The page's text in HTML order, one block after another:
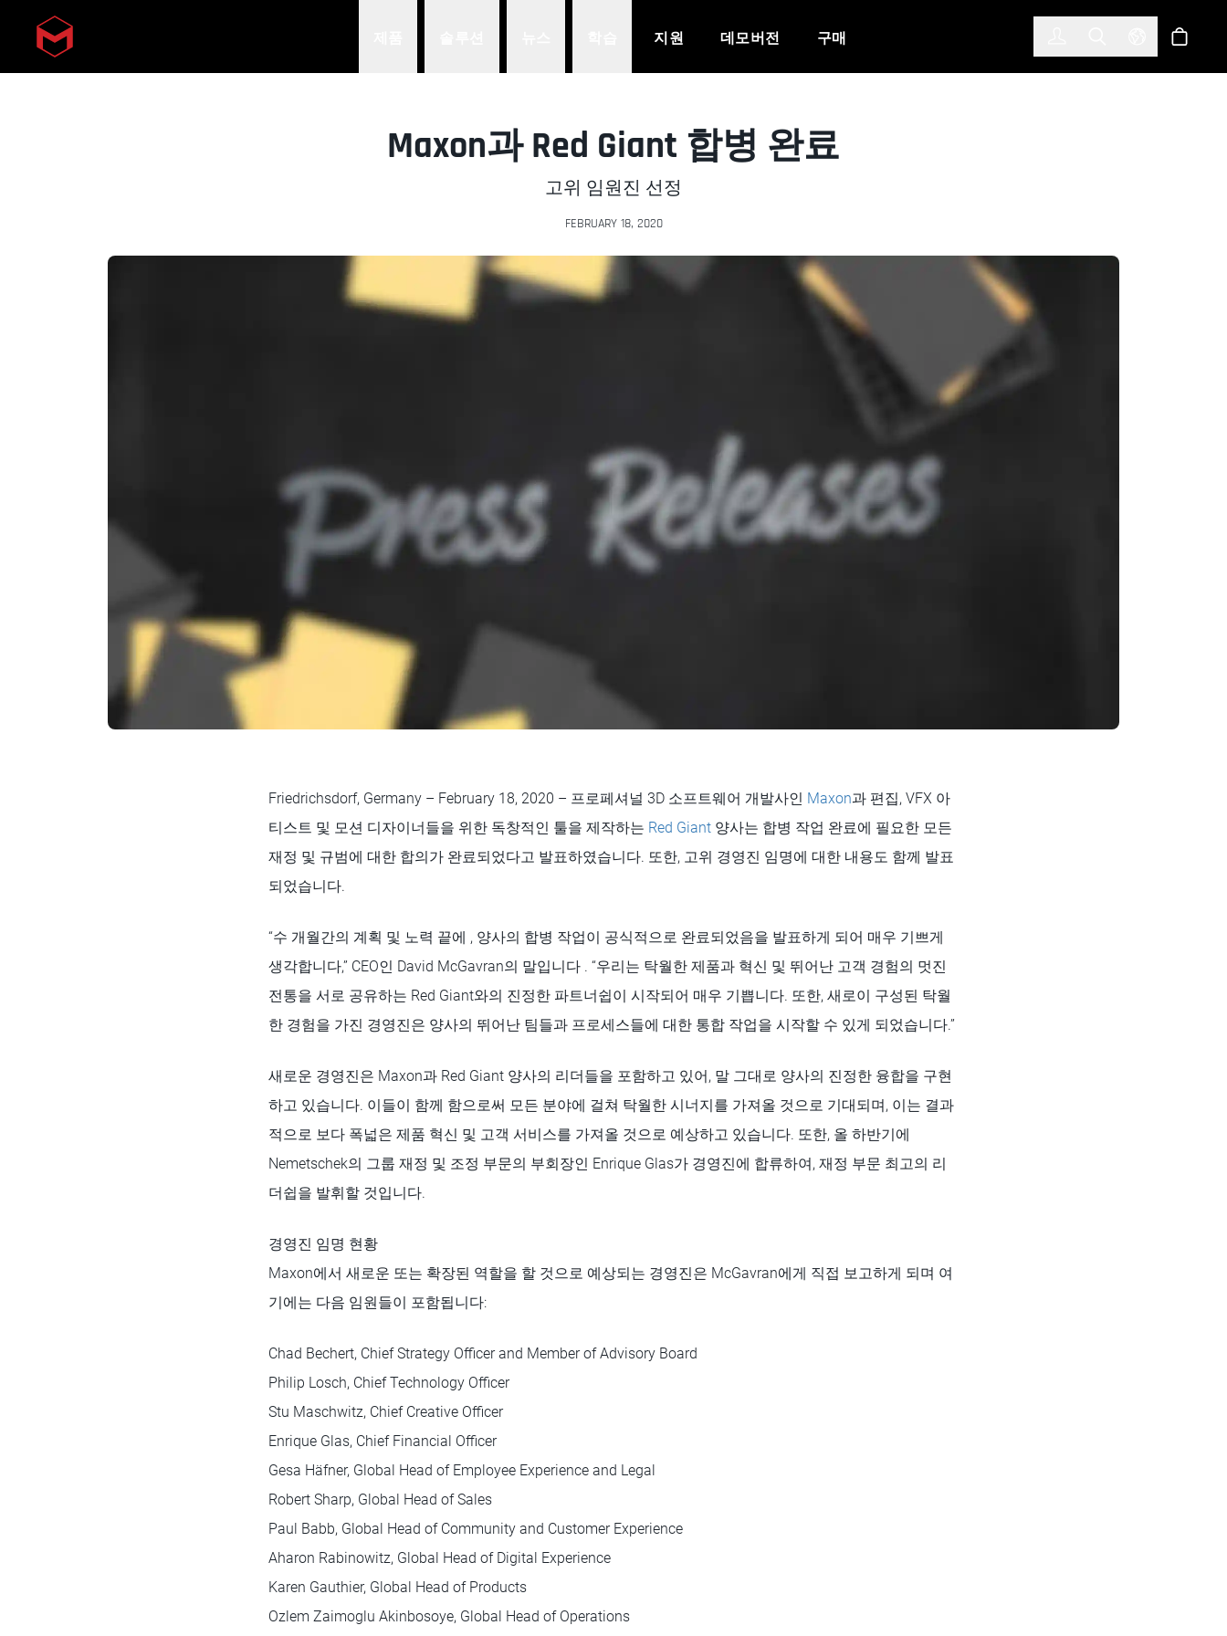
Skip to main content 지원 데모버전 구매 Toggle Search
Select스토어
Maxon과 Red Giant 합병 완료
고위 임원진 선정
FEBRUARY 18, 2020
Friedrichsdorf, Germany – February 18, 2020 – 프로페셔널 3D 소프트웨어 개발사인 Maxon과 편집, VFX 아
티스트 및 모션 디자이너들을 위한 독창적인 툴을 제작하는 Red Giant 양사는 합병 작업 완료에 필요한 모든
재정 및 규범에 대한 합의가 완료되었다고 발표하였습니다. 또한, 고위 경영진 임명에 대한 내용도 함께 발표
되었습니다.
“수 개월간의 계획 및 노력 끝에 , 양사의 합병 작업이 공식적으로 완료되었음을 발표하게 되어 매우 기쁘게
생각합니다,” CEO인 David McGavran의 말입니다 . “우리는 탁월한 제품과 혁신 및 뛰어난 고객 경험의 멋진
전통을 서로 공유하는 Red Giant와의 진정한 파트너쉽이 시작되어 매우 기쁩니다. 또한, 새로이 구성된 탁월
한 경험을 가진 경영진은 양사의 뛰어난 팀들과 프로세스들에 대한 통합 작업을 시작할 수 있게 되었습니다.”
새로운 경영진은 Maxon과 Red Giant 양사의 리더들을 포함하고 있어, 말 그대로 양사의 진정한 융합을 구현
하고 있습니다. 이들이 함께 함으로써 모든 분야에 걸쳐 탁월한 시너지를 가져올 것으로 기대되며, 이는 결과
적으로 보다 폭넓은 제품 혁신 및 고객 서비스를 가져올 것으로 예상하고 있습니다. 또한, 올 하반기에
Nemetschek의 그룹 재정 및 조정 부문의 부회장인 Enrique Glas가 경영진에 합류하여, 재정 부문 최고의 리
더쉽을 발휘할 것입니다.
경영진 임명 현황
Maxon에서 새로운 또는 확장된 역할을 할 것으로 예상되는 경영진은 McGavran에게 직접 보고하게 되며 여
기에는 다음 임원들이 포함됩니다:
Chad Bechert, Chief Strategy Officer and Member of Advisory Board
Philip Losch, Chief Technology Officer
Stu Maschwitz, Chief Creative Officer
Enrique Glas, Chief Financial Officer
Gesa Häfner, Global Head of Employee Experience and Legal
Robert Sharp, Global Head of Sales
Paul Babb, Global Head of Community and Customer Experience
Aharon Rabinowitz, Global Head of Digital Experience
Karen Gauthier, Global Head of Products
Ozlem Zaimoglu Akinbosoye, Global Head of Operations